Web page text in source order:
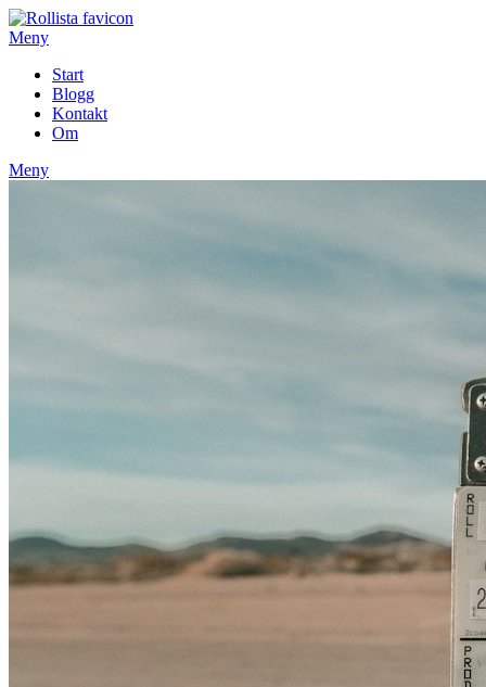
Hoppa
till
Meny
Start
Blogg
Kontakt
Om
Meny